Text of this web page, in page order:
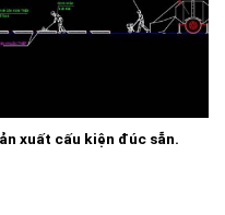
xuất cấu kiện đúc sẵn.